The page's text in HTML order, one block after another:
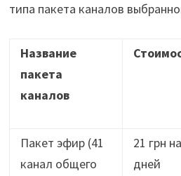
типа пакета каналов
Название
пакета
каналов
Пакет эфир (41
канал общего
21 грн
дней